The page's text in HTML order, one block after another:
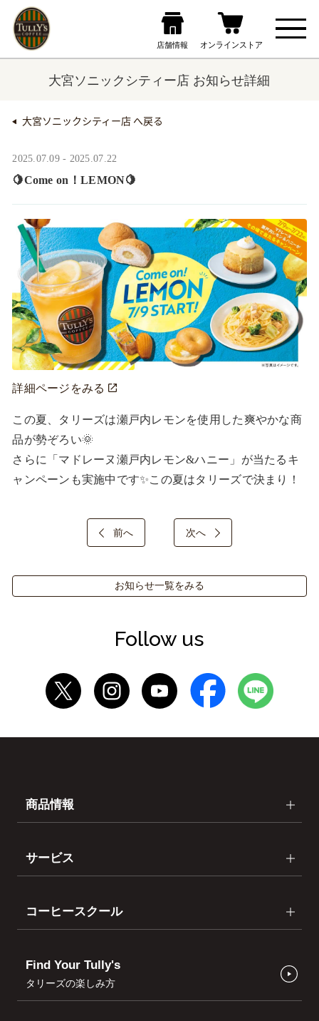
大宮ソニックシティー店 お知らせ詳細
大宮ソニックシティー店 へ戻る
2025.07.09 - 2025.07.22
🍋Come on！LEMON🍋
詳細ページをみる
この夏、タリーズは瀬戸内レモンを使用した爽やかな商
品が勢ぞろい🌞
さらに「マドレーヌ瀬戸内レモン&ハニー」が当たるキ
ャンペーンも実施中です✨この夏はタリーズで決まり！
前へ 次へ
お知らせ一覧をみる
Follow us
商品情報
サービス
コーヒースクール
Find Your Tully's
タリーズの楽しみ方